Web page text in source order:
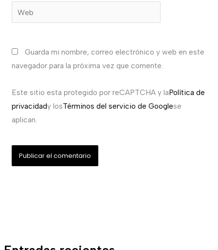
Web
Guarda mi nombre, correo electrónico y web en este
navegador para la próxima vez que comente.
Este sitio esta protegido por reCAPTCHA y laPolítica de
privacidady losTérminos del servicio de Googlese
aplican.